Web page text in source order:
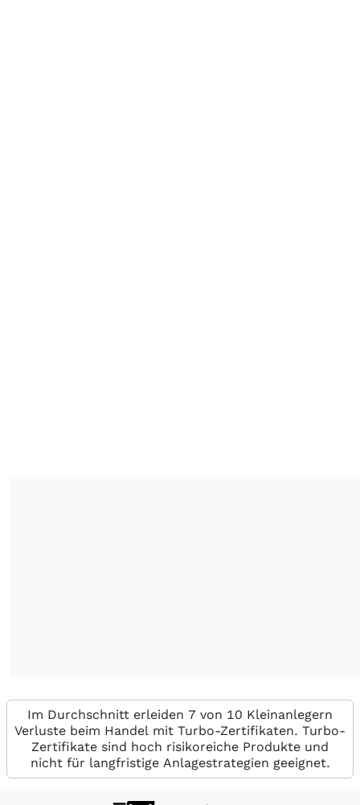
Im Durchschnitt erleiden 7 von 10 Kleinanlegern
Verluste beim Handel mit Turbo-Zertifikaten. Turbo-
Zertifikate sind hoch risikoreiche Produkte und
nicht für langfristige Anlagestrategien geeignet.